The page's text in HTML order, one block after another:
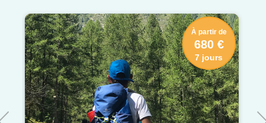
À partir de
680 €
7 jours